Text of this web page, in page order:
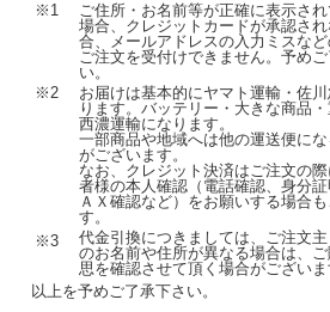
※1
ご住所・お名前等が正確に表示さ
場合、クレジットカードが承認さ
合、メールアドレスの入力ミスなど
ご注文を受付けできません。予めご
い。
※2
お届けは基本的にヤマト運輸・佐
ります。バッテリー・大きな商品
西濃運輸になります。
一部商品や地域へは他の運送便に
がございます。
なお、クレジット決済はご注文の
者様の本人確認（電話確認、身分証
ＡＸ確認など）をお願いする場合も
す。
※3
代金引換につきましては、ご注文
のお名前や住所が異なる場合は、
思を確認させて頂く場合がございま
以上を予めご了承下さい。